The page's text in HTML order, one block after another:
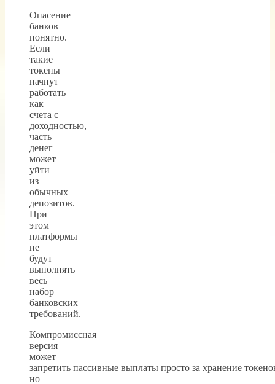
Опасение
банков
понятно.
Если
такие
токены
начнут
работать
как
счета с
доходностью,
часть
денег
может
уйти
из
обычных
депозитов.
При
этом
платформы
не
будут
выполнять
весь
набор
банковских
требований.
Компромиссная
версия
может
запретить пассивные выплаты просто за хранение
но